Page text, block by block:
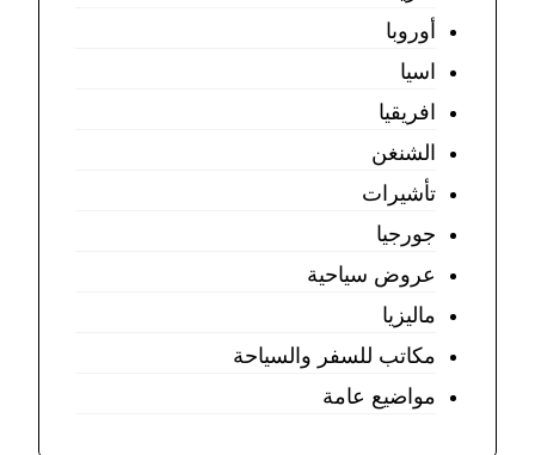
أوروبا
اسيا
افريقيا
الشنغن
تأشيرات
جورجيا
عروض سياحية
ماليزيا
مكاتب للسفر والسياحة
مواضيع عامة